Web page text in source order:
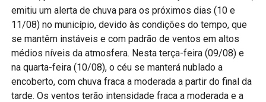
emitiu um alerta de chuva para os próximos dias (10 e
11/08) no município, devido às condições do tempo, que
se mantêm instáveis e com padrão de ventos em altos
médios níveis da atmosfera. Nesta terça-feira (09/08) e
na quarta-feira (10/08), o céu se manterá nublado a
encoberto, com chuva fraca a moderada a partir do final da
tarde. Os ventos terão intensidade fraca a moderada e a